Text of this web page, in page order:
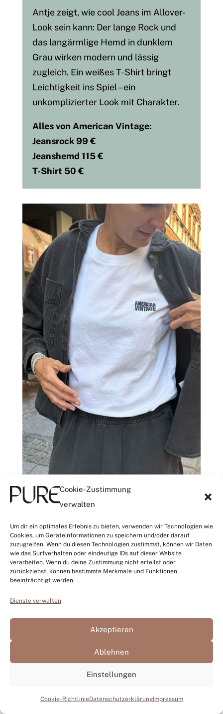
Cookie-Zustimmung
verwalten
Um dir ein optimales Erlebnis zu bieten, verwenden wir Technologien wie
Cookies, um Geräteinformationen zu speichern und/oder darauf
zuzugreifen. Wenn du diesen Technologien zustimmst, können wir Daten
wie das Surfverhalten oder eindeutige IDs auf dieser Website
verarbeiten. Wenn du deine Zustimmung nicht erteilst oder
zurückziehst, können bestimmte Merkmale und Funktionen
beeinträchtigt werden.
Dienste verwalten
Akzeptieren
Ablehnen
Einstellungen
Cookie-RichtlinieDatenschutzerklärungImpressum
Antje zeigt, wie cool Jeans im Allover-
Look sein kann: Der lange Rock und
das langärmlige Hemd in dunklem
Grau wirken modern und lässig
zugleich. Ein weißes T-Shirt bringt
Leichtigkeit ins Spiel – ein
unkomplizierter Look mit Charakter.
Alles von American Vintage:
Jeansrock 99 €
Jeanshemd 115 €
T-Shirt 50 €